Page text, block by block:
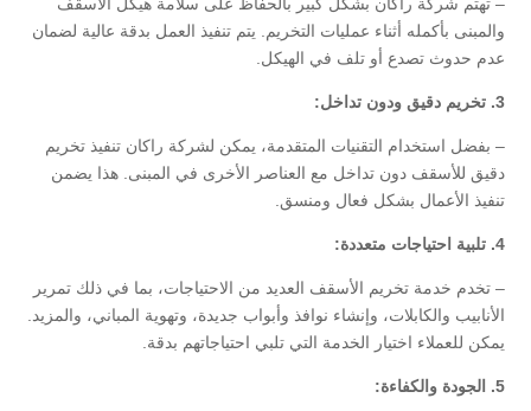
والمبنى بأكمله أثناء عمليات التخريم. يتم تنفيذ العمل بدقة عالية لضمان
عدم حدوث تصدع أو تلف في الهيكل.
3. تخريم دقيق ودون تداخل:
– بفضل استخدام التقنيات المتقدمة، يمكن لشركة راكان تنفيذ تخريم
دقيق للأسقف دون تداخل مع العناصر الأخرى في المبنى. هذا يضمن
تنفيذ الأعمال بشكل فعال ومنسق.
4. تلبية احتياجات متعددة:
– تخدم خدمة تخريم الأسقف العديد من الاحتياجات، بما في ذلك تمرير
الأنابيب والكابلات، وإنشاء نوافذ وأبواب جديدة، وتهوية المباني، والمزيد.
يمكن للعملاء اختيار الخدمة التي تلبي احتياجاتهم بدقة.
5. الجودة والكفاءة: